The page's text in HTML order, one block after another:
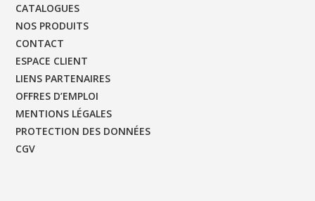
CATALOGUES
NOS PRODUITS
CONTACT
ESPACE CLIENT
LIENS PARTENAIRES
OFFRES D’EMPLOI
MENTIONS LÉGALES
PROTECTION DES DONNÉES
CGV